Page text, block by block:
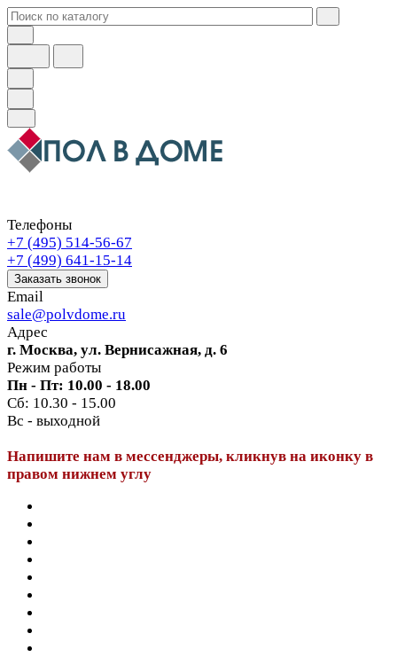
Телефоны
+7 (495) 514-56-67
+7 (499) 641-15-14
Заказать звонок
Email
sale@polvdome.ru
Адрес
г. Москва, ул. Вернисажная, д. 6
Режим работы
Пн - Пт: 10.00 - 18.00
Сб: 10.30 - 15.00
Вс - выходной
Напишите нам в мессенджеры, кликнув на иконку в
правом нижнем углу